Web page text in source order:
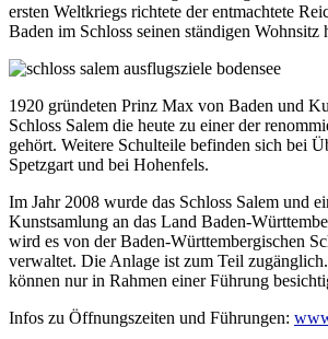
ersten Weltkriegs richtete der entmachtete
Baden im Schloss seinen ständigen Wohnsitz
1920 gründeten Prinz Max von Baden und
Schloss Salem die heute zu einer der
gehört. Weitere Schulteile befinden sich bei
Spetzgart und bei Hohenfels.
Im Jahr 2008 wurde das Schloss Salem und
Kunstsamlung an das Land Baden-
wird es von der Baden-Württembergischen
verwaltet. Die Anlage ist zum Teil
können nur in Rahmen einer Führung
Infos zu Öffnungszeiten und Führungen: